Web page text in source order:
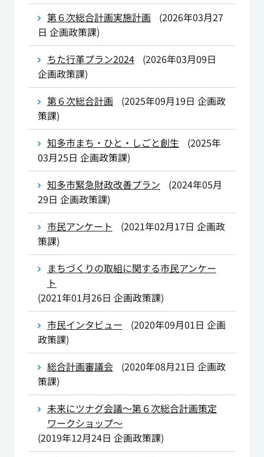
第６次総合計画実施計画
(2026年03月27
日 企画政策課)
ちた行革プラン2024
(2026年03月09日
企画政策課)
第６次総合計画
(2025年09月19日 企画政
策課)
知多市まち・ひと・しごと創生
(2025年
03月25日 企画政策課)
知多市緊急財政改善プラン
(2024年05月
29日 企画政策課)
市民アンケート
(2021年02月17日 企画政
策課)
まちづくりの取組に関する市民アンケー
ト
(2021年01月26日 企画政策課)
市民インタビュー
(2020年09月01日 企画
政策課)
総合計画審議会
(2020年08月21日 企画政
策課)
未来にツナグ会議～第６次総合計画策定
ワークショップ～
(2019年12月24日 企画政策課)